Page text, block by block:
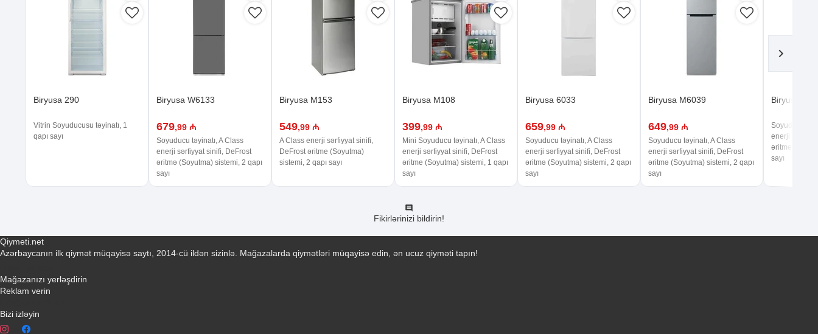
Biryusa 290
Vitrin Soyuducusu təyinatı, 1
qapı sayı
Biryusa W6133
679,99 ₼
Soyuducu təyinatı, A Class
enerji sərfiyyat sinifi, DeFrost
əritmə (Soyutma) sistemi, 2 qapı
sayı
Biryusa M153
549,99 ₼
A Class enerji sərfiyyat sinifi,
DeFrost əritme (Soyutma)
sistemi, 2 qapı sayı
Biryusa M108
399,99 ₼
Mini Soyuducu təyinatı, A Class
enerji sərfiyyat sinifi, DeFrost
əritme (Soyutma) sistemi, 1 qapı
sayı
Biryusa 6033
659,99 ₼
Soyuducu təyinatı, A Class
enerji sərfiyyat sinifi, DeFrost
əritmə (Soyutma) sistemi, 2 qapı
sayı
Biryusa M6039
649,99 ₼
Soyuducu təyinatı, A Class
enerji sərfiyyat sinifi, DeFrost
əritmə (Soyutma) sistemi, 2 qapı
sayı
Biryusa
Soyuducu
enerji
əritmə
sayı
Fikirlərinizi bildirin!
Qiymeti.net
Azərbaycanın ilk qiymət müqayisə saytı, 2014-cü ildən sizinlə. Mağazalarda qiymətləri müqayisə edin, ən ucuz qiyməti tapın!
Mağazanızı yerləşdirin
Reklam verin
Bizi izləyin